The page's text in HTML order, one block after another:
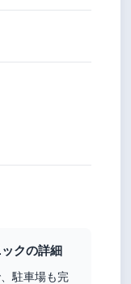
クの詳細
駐車場も完